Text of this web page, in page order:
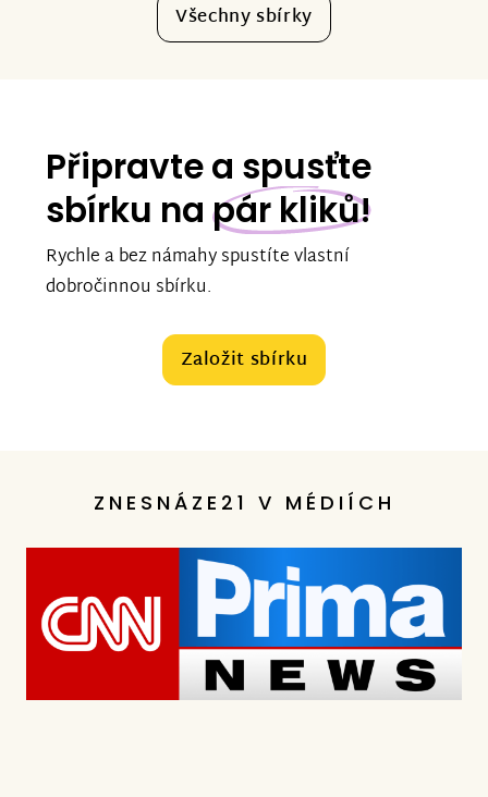
Všechny sbírky
Připravte a spusťte
sbírku na pár kliků!
Rychle a bez námahy spustíte vlastní
dobročinnou sbírku.
Založit sbírku
ZNESNÁZE21 V MÉDIÍCH